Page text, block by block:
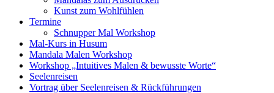
Kunst zum Wohlfühlen
Termine
Schnupper Mal Workshop
Mal-Kurs in Husum
Mandala Malen Workshop
Workshop „Intuitives Malen & bewusste Worte“
Seelenreisen
Vortrag über Seelenreisen & Rückführungen